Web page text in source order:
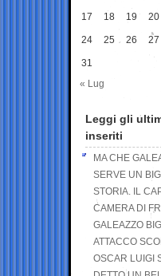
17 18 19 20
24 25 26 27
31
« Lug
Leggi gli
inseriti
MA CHE
SERVE UN
STORIA. IL
CAMERA DI
GALEAZZO
ATTACCO
OSCAR LUIGI